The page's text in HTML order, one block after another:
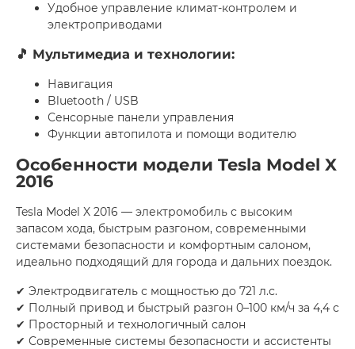
Удобное управление климат-контролем и
электроприводами
🎵 Мультимедиа и технологии:
Навигация
Bluetooth / USB
Сенсорные панели управления
Функции автопилота и помощи водителю
Особенности модели Tesla Model X
2016
Tesla Model X 2016 — электромобиль с высоким
запасом хода, быстрым разгоном, современными
системами безопасности и комфортным салоном,
идеально подходящий для города и дальних поездок.
✔ Электродвигатель с мощностью до 721 л.с.
✔ Полный привод и быстрый разгон 0–100 км/ч за 4,4 с
✔ Просторный и технологичный салон
✔ Современные системы безопасности и ассистенты